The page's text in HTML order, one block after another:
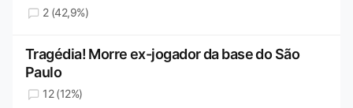
2 (42,9%)
Tragédia! Morre ex-jogador da base do São
Paulo
12 (12%)